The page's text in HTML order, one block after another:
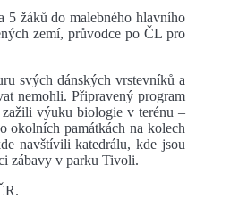
5 žáků do malebného hlavního
zemí, průvodce po ČL pro
svých dánských vrstevníků a
nemohli. Připravený program
výuku biologie v terénu –
okolních památkách na kolech
navštívili katedrálu, kde jsou
zábavy v parku Tivoli.